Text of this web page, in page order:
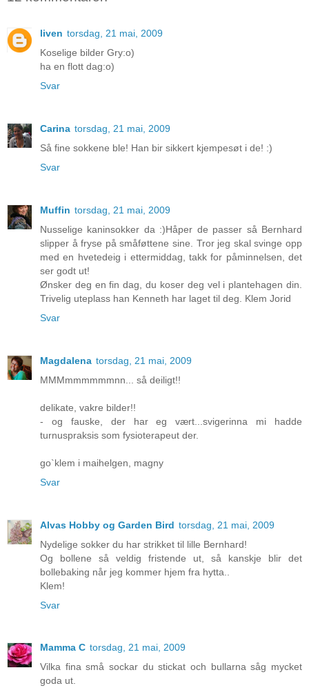
liven torsdag, 21 mai, 2009
Koselige bilder Gry:o)
ha en flott dag:o)
Svar
Carina torsdag, 21 mai, 2009
Så fine sokkene ble! Han bir sikkert kjempesøt i de! :)
Svar
Muffin torsdag, 21 mai, 2009
Nusselige kaninsokker da :)Håper de passer så Bernhard
slipper å fryse på småføttene sine. Tror jeg skal svinge opp
med en hvetedeig i ettermiddag, takk for påminnelsen, det
ser godt ut!
Ønsker deg en fin dag, du koser deg vel i plantehagen din.
Trivelig uteplass han Kenneth har laget til deg. Klem Jorid
Svar
Magdalena torsdag, 21 mai, 2009
MMMmmmmmmnn... så deiligt!!
delikate, vakre bilder!!
- og fauske, der har eg vært...svigerinna mi hadde
turnuspraksis som fysioterapeut der.
go`klem i maihelgen, magny
Svar
Alvas Hobby og Garden Bird torsdag, 21 mai, 2009
Nydelige sokker du har strikket til lille Bernhard!
Og bollene så veldig fristende ut, så kanskje blir det
bollebaking når jeg kommer hjem fra hytta..
Klem!
Svar
Mamma C torsdag, 21 mai, 2009
Vilka fina små sockar du stickat och bullarna såg mycket
goda ut.